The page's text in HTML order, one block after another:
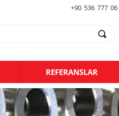
+90 536 777
REFERANSLAR